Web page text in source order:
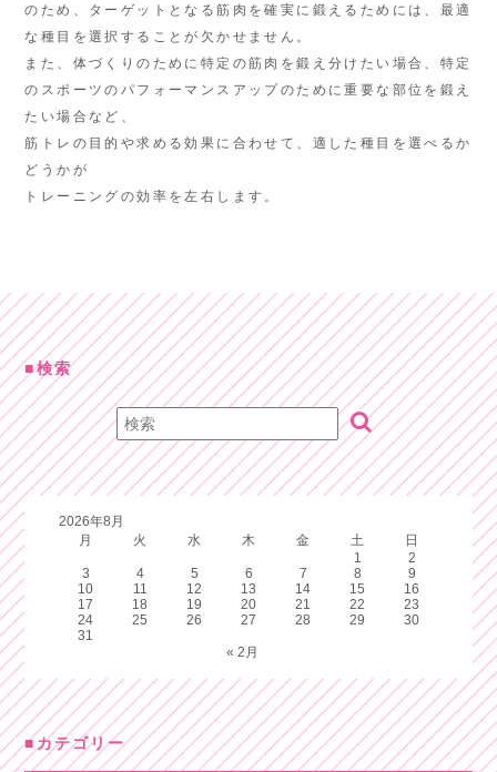
のため、ターゲットとなる筋肉を確実に鍛えるためには、最適
な種目を選択することが欠かせません。
また、体づくりのために特定の筋肉を鍛え分けたい場合、特定
のスポーツのパフォーマンスアップのために重要な部位を鍛え
たい場合など、
筋トレの目的や求める効果に合わせて、適した種目を選べるか
どうかが
トレーニングの効率を左右します。
検索
2026年8月
月
火 水 木 金 土
日
1
2
3
4 5 6 7 8
9
10
11 12 13 14 15
16
17
18 19 20 21 22
23
24
25 26 27 28 29
30
31
« 2月
カテゴリー